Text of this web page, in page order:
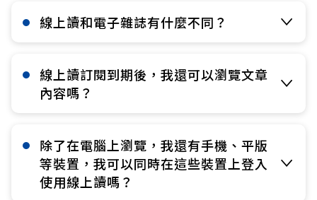
線上讀和電子雜誌有什麼不同？​
線上讀訂閱到期後，我還可以瀏覽文章
內容嗎？​
除了在電腦上瀏覽，我還有手機、平版
等裝置，我可以同時在這些裝置上登入
使用線上讀嗎？​